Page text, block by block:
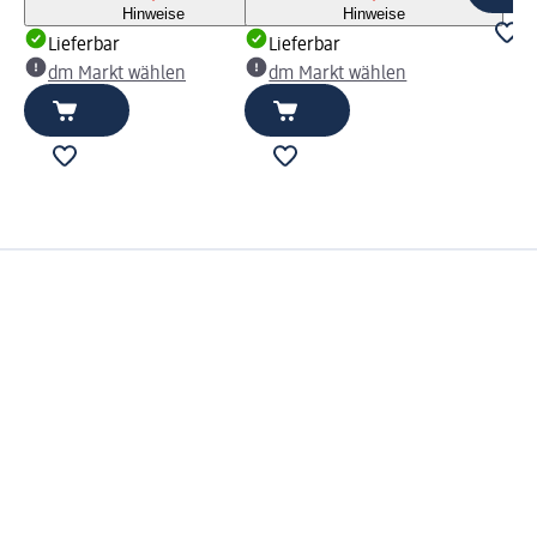
Hinweise
Lieferbar
dm Markt wählen
Hinweise
Lieferbar
dm Markt wählen